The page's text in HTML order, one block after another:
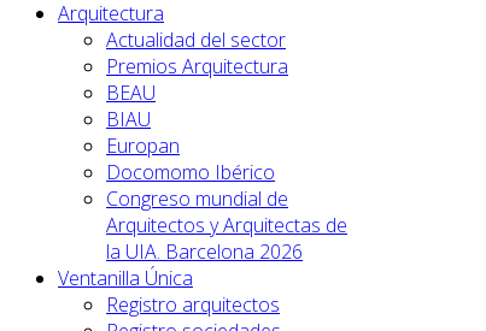
Arquitectura
Actualidad del sector
Premios Arquitectura
BEAU
BIAU
Europan
Docomomo Ibérico
Congreso mundial de
Arquitectos y Arquitectas de
la UIA. Barcelona 2026
Ventanilla Única
Registro arquitectos